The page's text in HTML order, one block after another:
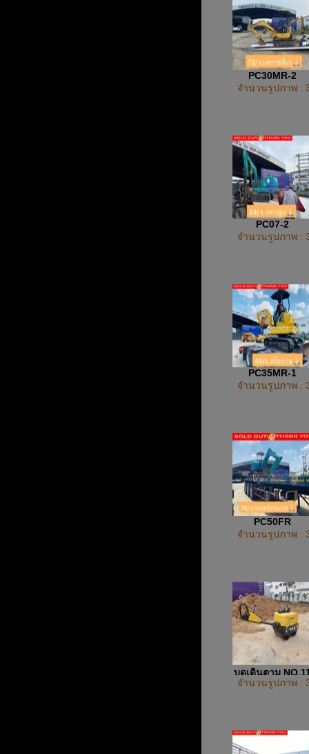
PC30MR-2
จำนวนรูปภาพ :
PC07-2
จำนวนรูปภาพ :
PC35MR-1
จำนวนรูปภาพ :
PC50FR
จำนวนรูปภาพ :
บดเดินตาม
จำนวนรูปภาพ :